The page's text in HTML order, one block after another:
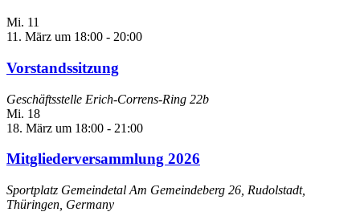
Mi. 11
11. März um 18:00 - 20:00
Vorstandssitzung
Geschäftsstelle Erich-Correns-Ring 22b
Mi. 18
18. März um 18:00 - 21:00
Mitgliederversammlung 2026
Sportplatz Gemeindetal Am Gemeindeberg 26, Rudolstadt,
Thüringen, Germany